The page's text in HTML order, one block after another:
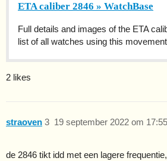
ETA caliber 2846 » WatchBase
Full details and images of the ETA
list of all watches using this
2 likes
straoven 19 september 2022 om 17:55
3
de 2846 tikt idd met een lagere